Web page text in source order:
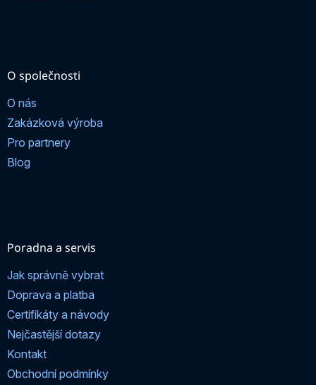
O společnosti
O nás
Zakázková výroba
Pro partnery
Blog
Poradna a servis
Jak správně vybrat
Doprava a platba
Certifikáty a návody
Nejčastější dotazy
Kontakt
Obchodní podmínky